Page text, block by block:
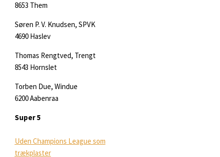
8653 Them
Søren P. V. Knudsen, SPVK
4690 Haslev
Thomas Rengtved, Trengt
8543 Hornslet
Torben Due, Windue
6200 Aabenraa
Super 5
Uden Champions League som
trækplaster